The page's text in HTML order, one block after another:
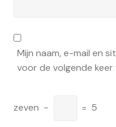
Mijn naam, e-mail en
voor de volgende
zeven − = 5